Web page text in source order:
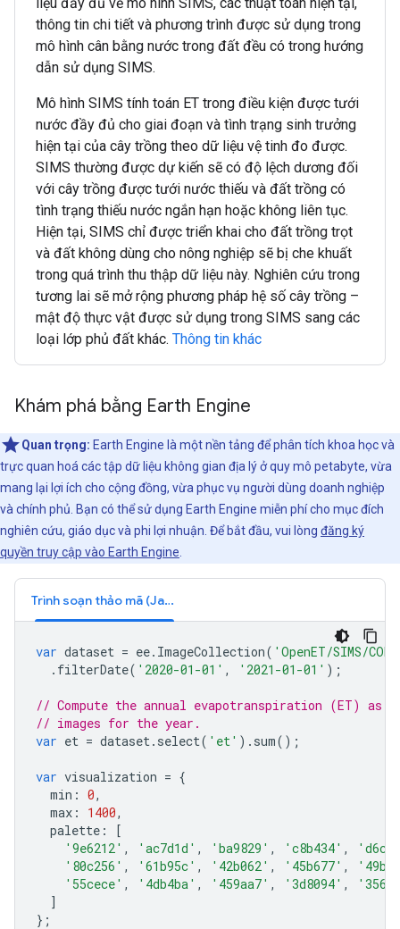
thông tin chi tiết và phương trình được sử dụng trong
mô hình cân bằng nước trong đất đều có trong hướng
dẫn sử dụng SIMS.
Mô hình SIMS tính toán ET trong điều kiện được tưới
nước đầy đủ cho giai đoạn và tình trạng sinh trưởng
hiện tại của cây trồng theo dữ liệu vệ tinh đo được.
SIMS thường được dự kiến sẽ có độ lệch dương đối
với cây trồng được tưới nước thiếu và đất trồng có
tình trạng thiếu nước ngắn hạn hoặc không liên tục.
Hiện tại, SIMS chỉ được triển khai cho đất trồng trọt
và đất không dùng cho nông nghiệp sẽ bị che khuất
trong quá trình thu thập dữ liệu này. Nghiên cứu trong
tương lai sẽ mở rộng phương pháp hệ số cây trồng –
mật độ thực vật được sử dụng trong SIMS sang các
loại lớp phủ đất khác. Thông tin khác
Khám phá bằng Earth Engine
Quan trọng: Earth Engine là một nền tảng để phân tích khoa học và
trực quan hoá các tập dữ liệu không gian địa lý ở quy mô petabyte, vừa
mang lại lợi ích cho cộng đồng, vừa phục vụ người dùng doanh nghiệp
và chính phủ. Bạn có thể sử dụng Earth Engine miễn phí cho mục đích
nghiên cứu, giáo dục và phi lợi nhuận. Để bắt đầu, vui lòng đăng ký
quyền truy cập vào Earth Engine
Trình soạn thảo mã (JavaScript)
var dataset = ee. ImageCollection( 'OpenET/SIMS/
. filterDate( '2020-01-01' , '2021-01-01' );
// Compute the annual evapotranspiration (ET) as
// images for the year.
var et = dataset. select( 'et' ). sum();
var visualization = {
min : 0,
max : 1400,
palette :
[
'9e6212' , 'ac7d1d' , 'ba9829' , 'c8b434' ,
'80c256' , '61b95c' , '42b062' , '45b677' ,
'55cece' , '4db4ba' , '459aa7' , '3d8094' ,
]
};